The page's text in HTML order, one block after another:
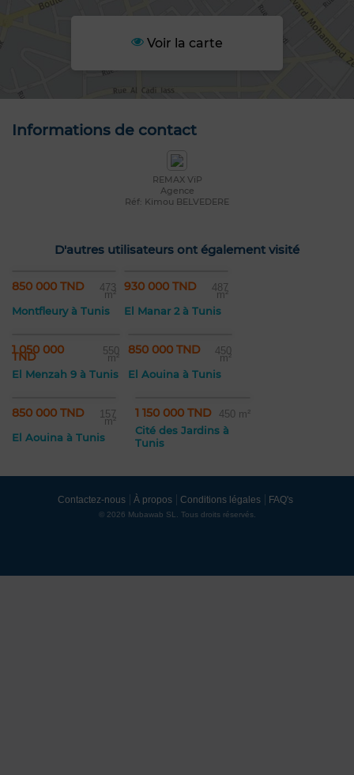
Voir la carte
Informations de contact
REMAX VïP
Agence
Réf: Kimou BELVEDERE
D'autres utilisateurs ont également visité
850 000 TND 473
m²
Montfleury à Tunis
930 000 TND 487
m²
El Manar 2 à Tunis
1 050 000
TND 550
m²
El Menzah 9 à Tunis
850 000 TND 450
m²
El Aouina à Tunis
850 000 TND 157
m²
El Aouina à Tunis
1 150 000 TND 450 m²
Cité des Jardins à
Tunis
Contactez-nous À propos Conditions légales FAQ's
© 2026 Mubawab SL. Tous droits réservés.